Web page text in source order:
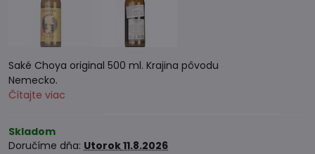
Saké Choya original 500 ml. Krajina pôvodu
Nemecko.
Čítajte viac
Skladom
Doručíme dňa: Utorok11.8.2026